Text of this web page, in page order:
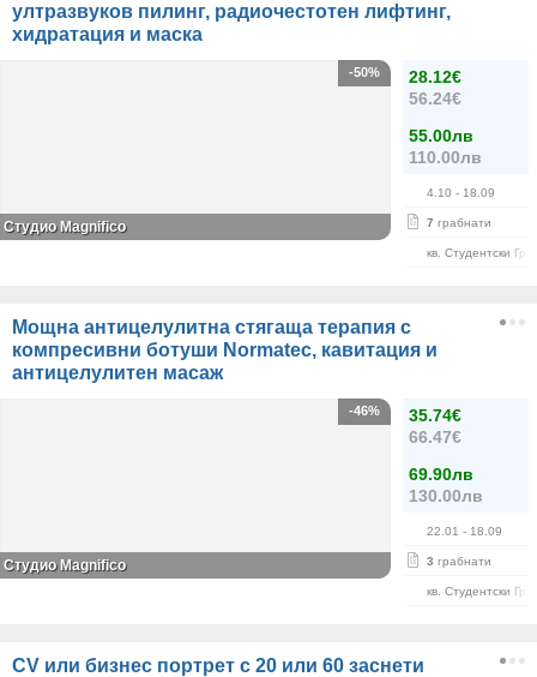
ултразвуков пилинг, радиочестотен лифтинг,
хидратация и маска
28.12€
56.24€
55.00лв
110.00лв
4.10 - 18.09
7 грабнати
кв. Студентски
-50%
Студио Magnifico
Мощна антицелулитна стягаща терапия с
компресивни ботуши Normatec, кавитация и
антицелулитен масаж
35.74€
66.47€
69.90лв
130.00лв
22.01 - 18.09
3 грабнати
кв. Студентски
-46%
Студио Magnifico
CV или бизнес портрет с 20 или 60 заснети